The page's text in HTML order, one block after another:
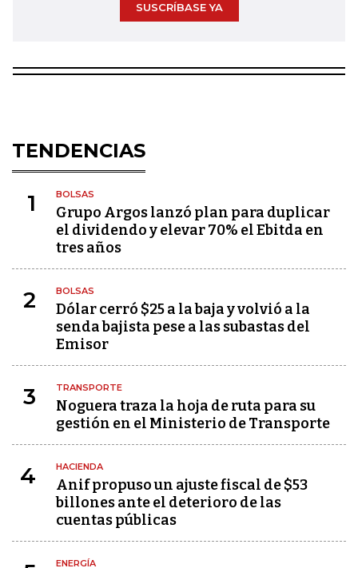
SUSCRÍBASE YA
TENDENCIAS
1 BOLSAS
Grupo Argos lanzó plan para duplicar
el dividendo y elevar 70% el Ebitda en
tres años
2 BOLSAS
Dólar cerró $25 a la baja y volvió a la
senda bajista pese a las subastas del
Emisor
3 TRANSPORTE
Noguera traza la hoja de ruta para su
gestión en el Ministerio de Transporte
4 HACIENDA
Anif propuso un ajuste fiscal de $53
billones ante el deterioro de las
cuentas públicas
ENERGÍA